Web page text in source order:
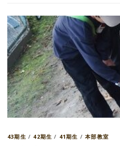
43期生 / 42期生 / 41期生 /本部教室